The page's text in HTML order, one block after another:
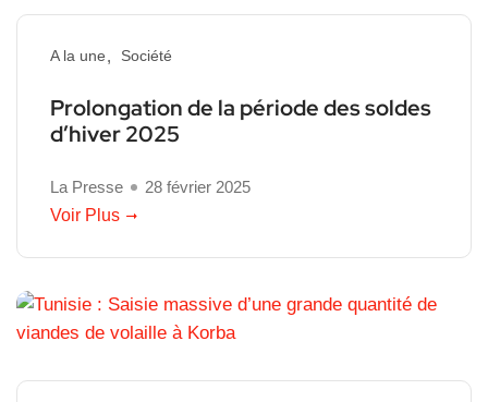
A la une Société
Prolongation de la période des soldes
d’hiver 2025
La Presse
28 février 2025
Voir Plus